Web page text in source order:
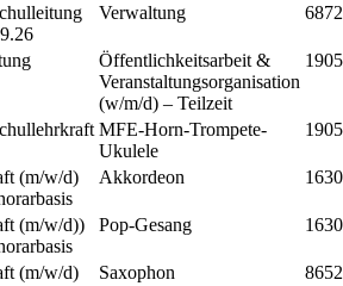
Verwaltung
Öffentlichkeitsarbeit &
Veranstaltungsorganisation
(w/m/d) – Teilzeit
MFE-Horn-Trompete-
Ukulele
(m/w/d)
Akkordeon
(m/w/d))
Pop-Gesang
(m/w/d) Saxophon